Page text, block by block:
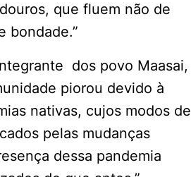
que fluem não de
bondade.”
dos povo Maasai,
piorou devido à
nativas, cujos modos de
pelas mudanças
dessa pandemia